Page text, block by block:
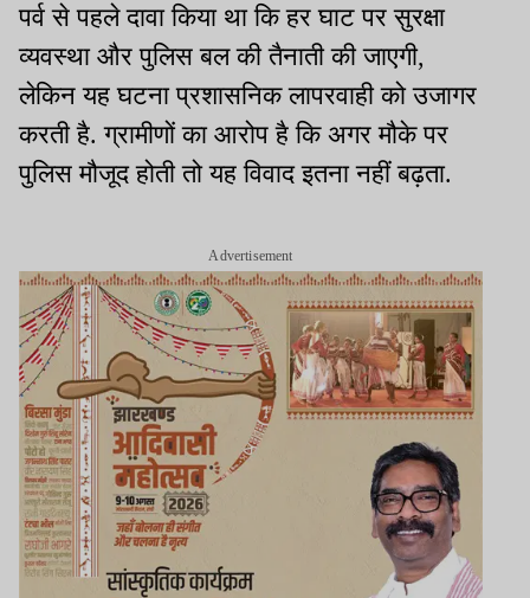
पर्व से पहले दावा किया था कि हर घाट पर सुरक्षा
व्यवस्था और पुलिस बल की तैनाती की जाएगी,
लेकिन यह घटना प्रशासनिक लापरवाही को उजागर
करती है. ग्रामीणों का आरोप है कि अगर मौके पर
पुलिस मौजूद होती तो यह विवाद इतना नहीं बढ़ता.
Advertisement